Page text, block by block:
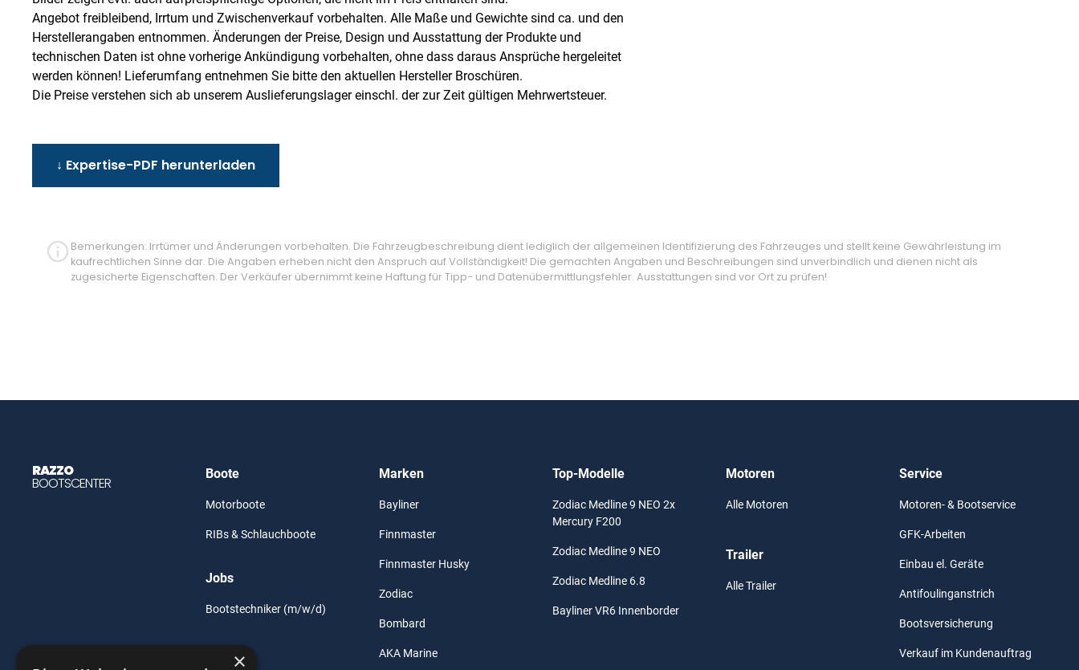
Angebot freibleibend, Irrtum und Zwischenverkauf vorbehalten. Alle Maße und Gewichte sind ca. und den
Herstellerangaben entnommen. Änderungen der Preise, Design und Ausstattung der Produkte und
technischen Daten ist ohne vorherige Ankündigung vorbehalten, ohne dass daraus Ansprüche hergeleitet
werden können! Lieferumfang entnehmen Sie bitte den aktuellen Hersteller Broschüren.
Die Preise verstehen sich ab unserem Auslieferungslager einschl. der zur Zeit gültigen Mehrwertsteuer.
↓ Expertise-PDF herunterladen
Bemerkungen: Irrtümer und Änderungen vorbehalten. Die Fahrzeugbeschreibung dient lediglich der allgemeinen Identifizierung des Fahrzeuges und stellt keine Gewährleistung im
kaufrechtlichen Sinne dar. Die Angaben erheben nicht den Anspruch auf Vollständigkeit! Die gemachten Angaben und Beschreibungen sind unverbindlich und dienen nicht als
zugesicherte Eigenschaften. Der Verkäufer übernimmt keine Haftung für Tipp- und Datenübermittlungsfehler. Ausstattungen sind vor Ort zu prüfen!
RAZZO
BOOTSCENTER
Boote
Motorboote
RIBs & Schlauchboote
Jobs
Bootstechniker (m/w/d)
Marken
Bayliner
Finnmaster
Finnmaster Husky
Zodiac
Bombard
AKA Marine
Top-Modelle
Zodiac Medline 9 NEO 2x
Mercury F200
Zodiac Medline 9 NEO
Zodiac Medline 6.8
Bayliner VR6 Innenborder
Motoren
Alle Motoren
Trailer
Alle Trailer
Service
Motoren- & Bootservice
GFK-Arbeiten
Einbau el. Geräte
Antifoulinganstrich
Bootsversicherung
Verkauf im Kundenauftrag
×